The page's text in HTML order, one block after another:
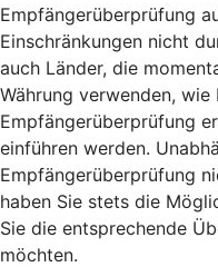
Empfängerüberprüfung
Einschränkungen nicht
auch Länder, die
Währung verwenden,
Empfängerüberprüfung
einführen werden.
Empfängerüberprüfung
haben Sie stets die
Sie die entsprechende
möchten.